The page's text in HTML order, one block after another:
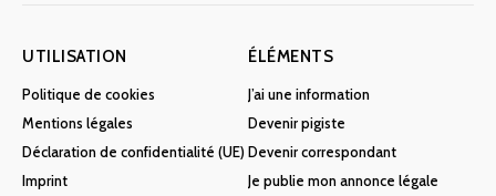
UTILISATION
Politique de cookies
Mentions légales
Déclaration de confidentialité (UE)
Imprint
ÉLÉMENTS
J’ai une information
Devenir pigiste
Devenir correspondant
Je publie mon annonce légale